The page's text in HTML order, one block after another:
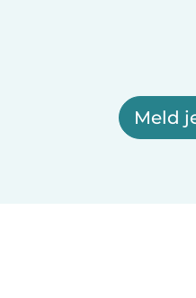
Meld